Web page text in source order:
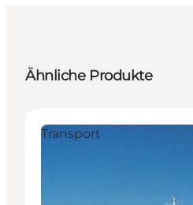
Ähnliche Produkte
Transport